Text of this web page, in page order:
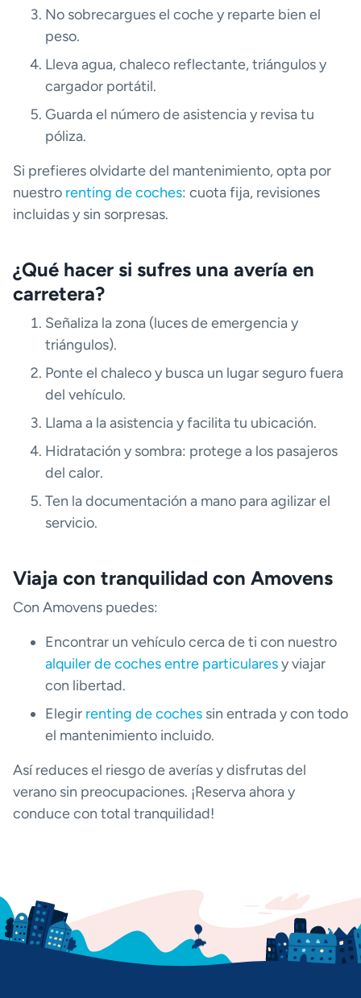
No sobrecargues el coche y reparte bien el
peso.
Lleva agua, chaleco reflectante, triángulos y
cargador portátil.
Guarda el número de asistencia y revisa tu
póliza.
Si prefieres olvidarte del mantenimiento, opta por
nuestro renting de coches: cuota fija, revisiones
incluidas y sin sorpresas.
¿Qué hacer si sufres una avería en
carretera?
Señaliza la zona (luces de emergencia y
triángulos).
Ponte el chaleco y busca un lugar seguro fuera
del vehículo.
Llama a la asistencia y facilita tu ubicación.
Hidratación y sombra: protege a los pasajeros
del calor.
Ten la documentación a mano para agilizar el
servicio.
Viaja con tranquilidad con Amovens
Con Amovens puedes:
Encontrar un vehículo cerca de ti con nuestro
alquiler de coches entre particularesy viajar
con libertad.
Elegir renting de coches sin entrada y con todo
el mantenimiento incluido.
Así reduces el riesgo de averías y disfrutas del
verano sin preocupaciones. ¡Reserva ahora y
conduce con total tranquilidad!